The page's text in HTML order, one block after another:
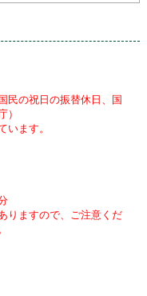
民の祝日の振替休日、国
）
ます。
りますので、ご注意くだ